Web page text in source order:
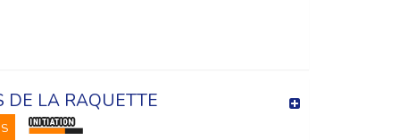
et convivialité.
DE LA RAQUETTE